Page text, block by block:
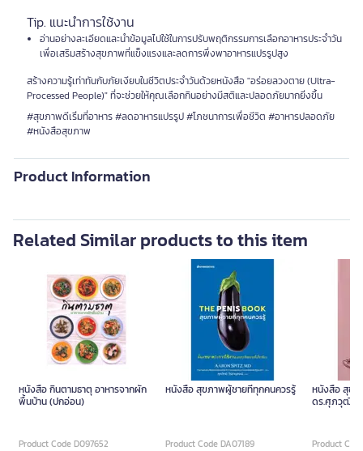
Tip. แนะนำการใช้งาน
อ่านอย่างละเอียดและนำข้อมูลไปใช้ในการปรับพฤติกรรมการเลือกอาหารประจำวัน
เพื่อเสริมสร้างสุขภาพที่แข็งแรงและลดการพึ่งพาอาหารแปรรูปสูง
สร้างความรู้เท่าทันกับภัยเงียบในชีวิตประจำวันด้วยหนังสือ "อร่อยลวงตาย (Ultra-
Processed People)" ที่จะช่วยให้คุณเลือกกินอย่างมีสติและปลอดภัยมากยิ่งขึ้น
#สุขภาพดีเริ่มที่อาหาร #ลดอาหารแปรรูป #โภชนาการเพื่อชีวิต #อาหารปลอดภัย
#หนังสือสุขภาพ
Product Information
Related Similar products to this item
หนังสือ กินตามธาตุ อาหารจากผัก
พื้นบ้าน (ปกอ่อน)
Product Code D097652
หนังสือ สุขภาพผู้ชายที่ทุกคนควรรู้
Product Code DA07189
หนังสือ สุขภ
ดร.ศุภวุฒิ ส
Product